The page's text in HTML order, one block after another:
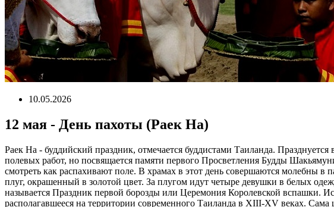
10.05.2026
12 мая - День пахоты (Раек На)
Раек На - буддийский праздник, отмечается буддистами Таиланда.
полевых работ, но посвящается памяти первого Просветления Будды
смотреть как распахивают поле. В храмах в этот день совершаются молебны в
плуг, окрашенный в золотой цвет. За плугом идут четыре девушки в белых
называется Праздник первой борозды или Церемония Королевской вспашки.
располагавшееся на территории современного Таиланда в XIII-XV веках.